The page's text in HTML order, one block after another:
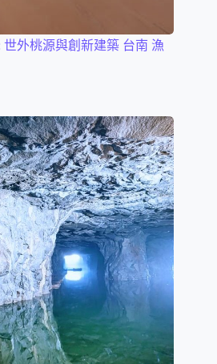
世外桃源與創新建築 台南 漁